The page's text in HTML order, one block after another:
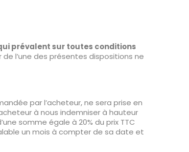
prévalent sur toutes conditions
l’une des présentes dispositions ne
par l’acheteur, ne sera prise en
à nous indemniser à hauteur
somme égale à 20% du prix TTC
un mois à compter de sa date et